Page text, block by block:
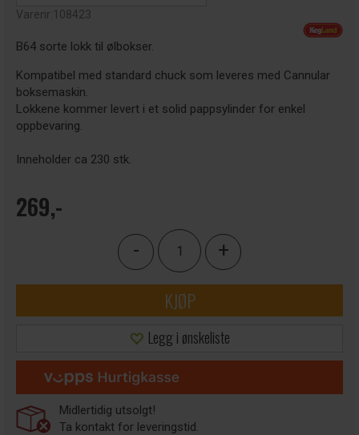
Varenr:108423
B64 sorte lokk til ølbokser.
Kompatibel med standard chuck som leveres med Cannular
boksemaskin.
Lokkene kommer levert i et solid pappsylinder for enkel
oppbevaring.
Inneholder ca 230 stk.
269,-
- +
KJØP
Legg i ønskeliste
Midlertidig utsolgt!
Ta kontakt for leveringstid.